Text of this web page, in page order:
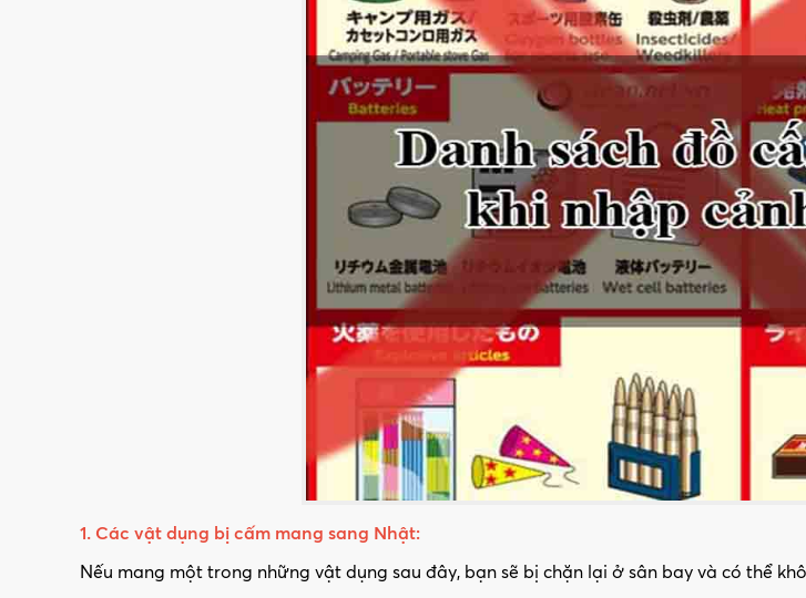
1. Các vật dụng bị cấm mang sang Nhật:
Nếu mang một trong những vật dụng sau đây, bạn sẽ bị chặn lại ở sân bay và có thể